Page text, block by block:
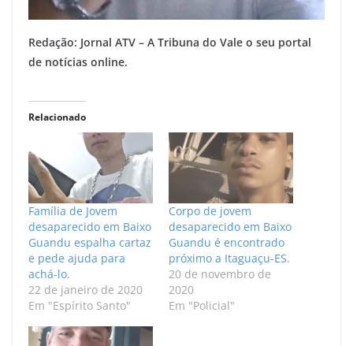
Redação: Jornal ATV – A Tribuna do Vale o seu portal
de notícias online.
Relacionado
Família de Jovem
desaparecido em Baixo
Guandu espalha cartaz
e pede ajuda para
achá-lo.
22 de janeiro de 2020
Em "Espírito Santo"
Corpo de jovem
desaparecido em Baixo
Guandu é encontrado
próximo a Itaguaçu-ES.
20 de novembro de
2020
Em "Policial"